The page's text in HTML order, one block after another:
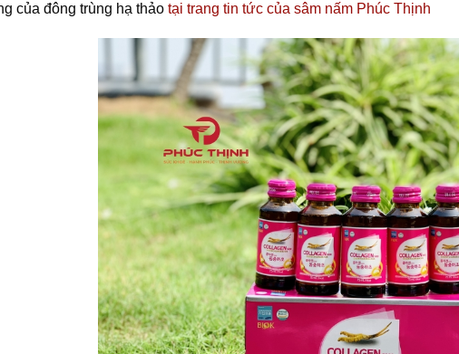
của đông trùng hạ thảo tại trang tin tức của sâm nấm Phúc Thịnh